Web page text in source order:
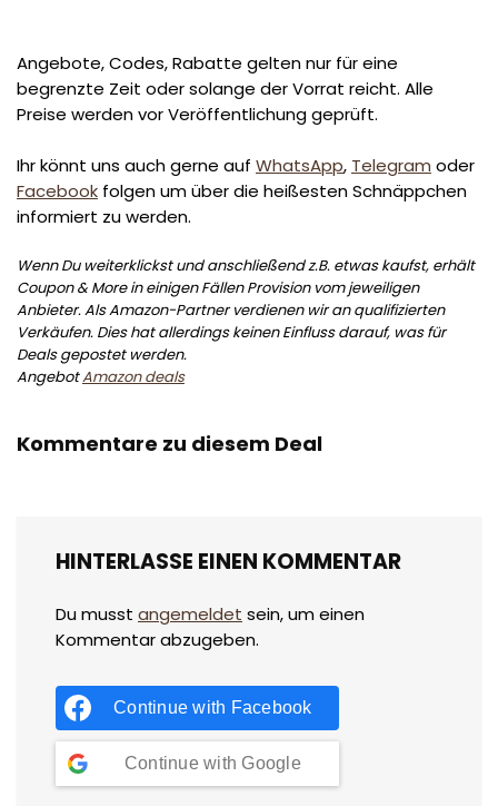
Angebote, Codes, Rabatte gelten nur für eine
begrenzte Zeit oder solange der Vorrat reicht. Alle
Preise werden vor Veröffentlichung geprüft.
Ihr könnt uns auch gerne auf WhatsApp, Telegram oder
Facebook folgen um über die heißesten Schnäppchen
informiert zu werden.
Wenn Du weiterklickst und anschließend z.B. etwas kaufst, erhält
Coupon & More in einigen Fällen Provision vom jeweiligen
Anbieter. Als Amazon-Partner verdienen wir an qualifizierten
Verkäufen. Dies hat allerdings keinen Einfluss darauf, was für
Deals gepostet werden.
AngebotAmazon deals
Kommentare zu diesem Deal
HINTERLASSE EINEN KOMMENTAR
Du musst angemeldet sein, um einen
Kommentar abzugeben.
Continue with Facebook
Continue with Google